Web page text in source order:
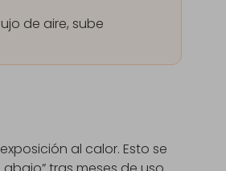
de aire, sube
al calor. Esto se